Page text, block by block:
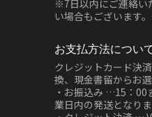
※7日以内にご連絡い
い場合もございます
お支払方法につい
クレジットカード決
換、現金書留からお選
・お振込み …15：00
業日内の発送となりま